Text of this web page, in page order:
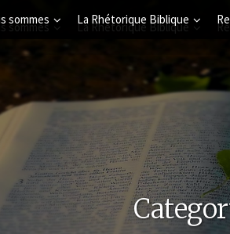
sommes La Rhétorique Biblique